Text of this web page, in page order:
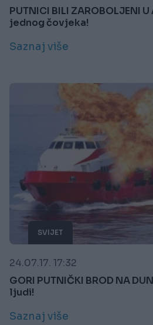
PUTNICI BILI ZAROBOLJENI
jednog čovjeka!
Saznaj više
SVIJET
24.07.17. 17:32
GORI PUTNIČKI BROD NA
ljudi!
Saznaj više